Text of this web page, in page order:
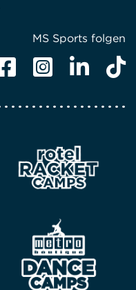
MS Sports folgen